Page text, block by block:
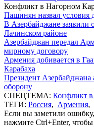
Конфликт в Нагорном
Пашинян назвал условия
В Азербайджане заявили
Лачинском районе
Азербайджан передал
мирному договору
Армения добивается в
Карабаха
Президент Азербайджана
оборону
СПЕЦТЕМА: Конфликт
ТЕГИ: Россия, Армения,
Если вы заметили
нажмите Ctrl+Enter,